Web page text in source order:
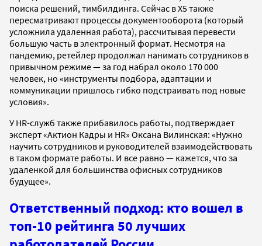
поиска решений, тимбилдинга. Сейчас в Х5 также
пересматривают процессы документооборота (который
усложнила удаленная работа), рассчитывая перевести
большую часть в электронный формат. Несмотря на
пандемию, ретейлер продолжал нанимать сотрудников в
привычном режиме — за год набрал около 170 000
человек, но «инструменты подбора, адаптации и
коммуникации пришлось гибко подстраивать под новые
условия».
У HR-служб также прибавилось работы, подтверждает
эксперт «Актион Кадры и HR» Оксана Вилинская: «Нужно
научить сотрудников и руководителей взаимодействовать
в таком формате работы. И все равно — кажется, что за
удаленкой для большинства офисных сотрудников
будущее».
Ответственный подход: кто вошел в
топ-10 рейтинга 50 лучших